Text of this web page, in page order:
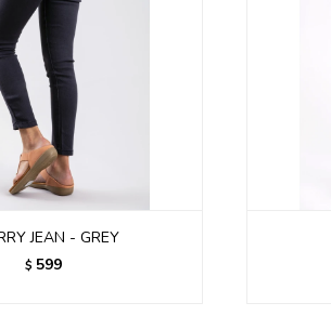
JEAN - GREY
$ 599